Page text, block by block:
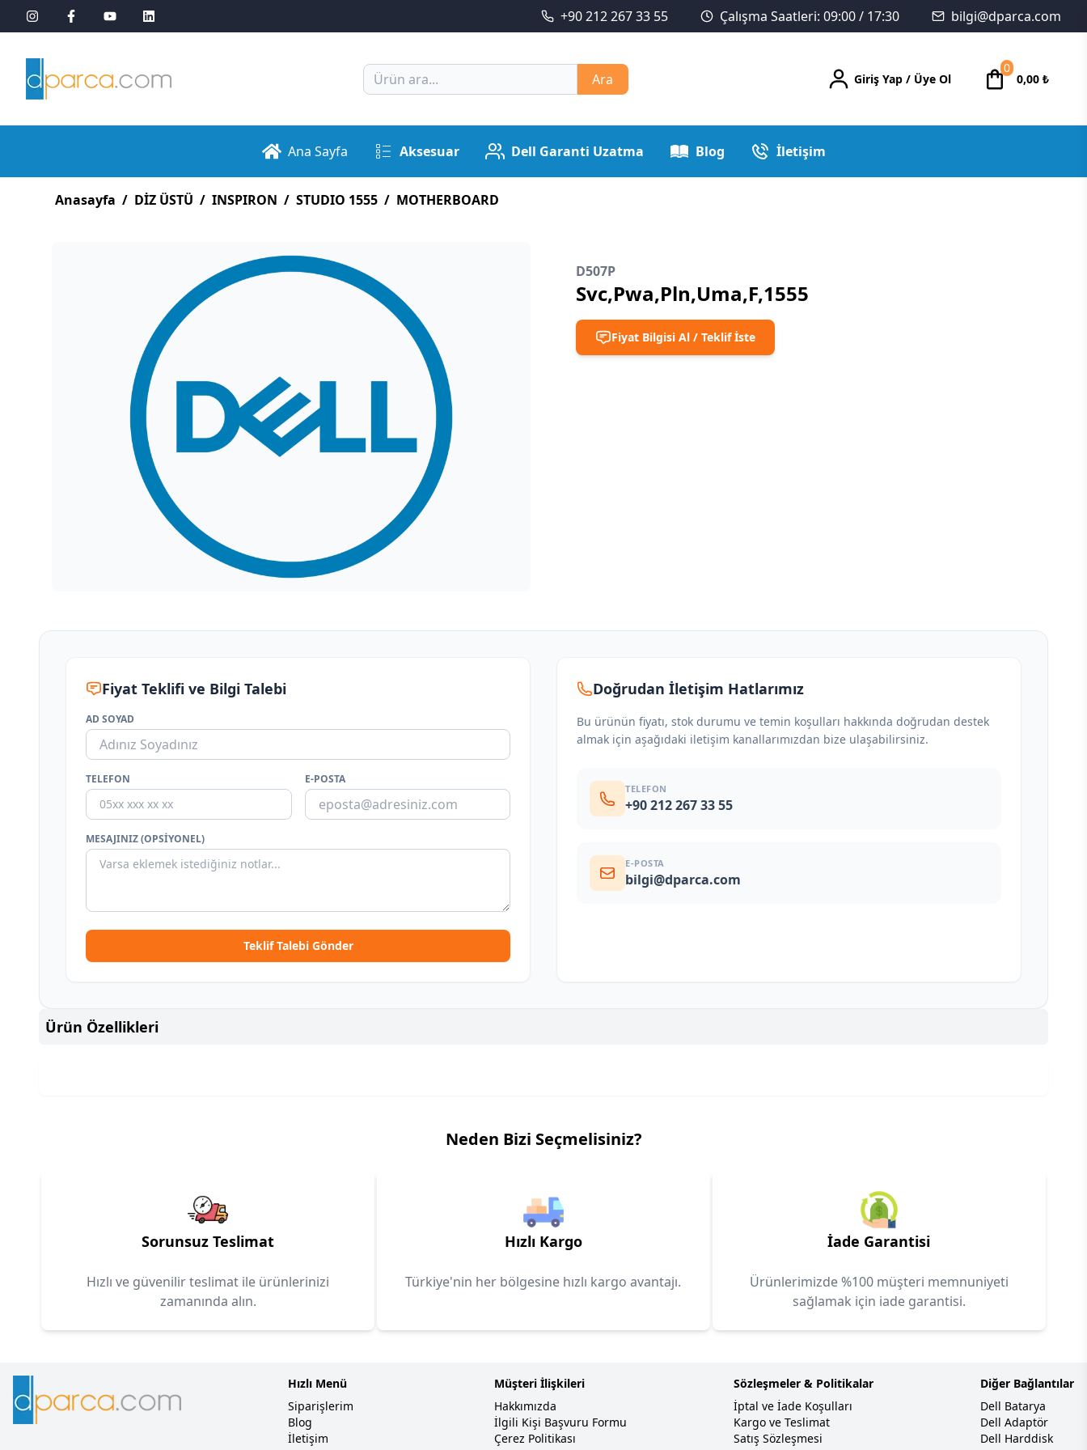
+90 212 267 33 55 Çalışma Saatleri: 09:00 / 17:30 bilgi@dparca.com
Ara Giriş Yap / Üye Ol
0
0,00 ₺
Ana Sayfa Aksesuar Dell Garanti Uzatma Blog İletişim
Anasayfa / DİZ ÜSTÜ / INSPIRON / STUDIO 1555 / MOTHERBOARD
D507P
Svc,Pwa,Pln,Uma,F,1555
Fiyat Bilgisi Al / Teklif İste
Fiyat Teklifi ve Bilgi Talebi
AD SOYAD
TELEFON E-POSTA
MESAJINIZ (OPSIYONEL)
Teklif Talebi Gönder
Doğrudan İletişim Hatlarımız
Bu ürünün fiyatı, stok durumu ve temin koşulları hakkında doğrudan destek
almak için aşağıdaki iletişim kanallarımızdan bize ulaşabilirsiniz.
TELEFON
+90 212 267 33 55
E-POSTA
bilgi@dparca.com
Ürün Özellikleri
Neden Bizi Seçmelisiniz?
Sorunsuz Teslimat
Hızlı ve güvenilir teslimat ile ürünlerinizi
zamanında alın.
Hızlı Kargo
Türkiye'nin her bölgesine hızlı kargo avantajı.
İade Garantisi
Ürünlerimizde %100 müşteri memnuniyeti
sağlamak için iade garantisi.
Hızlı Menü
Siparişlerim
Blog
İletişim
Müşteri İlişkileri
Hakkımızda
İlgili Kişi Başvuru Formu
Çerez Politikası
Sözleşmeler & Politikalar
İptal ve İade Koşulları
Kargo ve Teslimat
Satış Sözleşmesi
Diğer Bağlantılar
Dell Batarya
Dell Adaptör
Dell Harddisk